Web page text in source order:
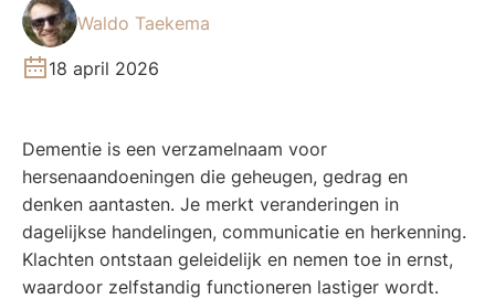
Waldo Taekema
18 april 2026
Dementie is een verzamelnaam voor
hersenaandoeningen die geheugen, gedrag en
denken aantasten. Je merkt veranderingen in
dagelijkse handelingen, communicatie en herkenning.
Klachten ontstaan geleidelijk en nemen toe in ernst,
waardoor zelfstandig functioneren lastiger wordt.